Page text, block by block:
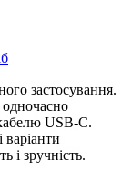
застосування.
USB-C.
і зручність.